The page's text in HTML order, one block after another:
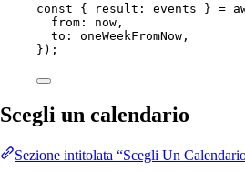
const { result : events } =
from: now,
to: oneWeekFromNow,
});
Scegli un calendario
Sezione intitolata “Scegli Un